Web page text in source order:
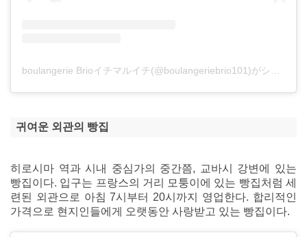
귀여운 외관의 빵집
히로시마 역과 시내 중심가의 중간쯤, 교바시 강변에 있는
빵집이다. 입구는 프랑스의 거리 모퉁이에 있는 빵집처럼 세
련된 외관으로 아침 7시부터 20시까지 영업한다. 합리적인
가격으로 현지인들에게 오랫동안 사랑받고 있는 빵집이다.